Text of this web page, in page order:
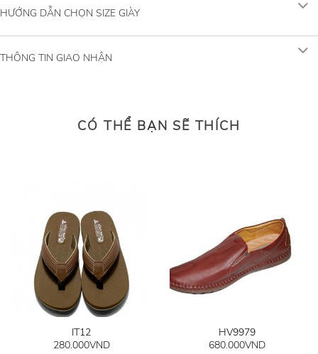
HƯỚNG DẪN CHỌN SIZE GIÀY
THÔNG TIN GIAO NHẬN
CÓ THỂ BẠN SẼ THÍCH
IT12
280.000VND
HV9979
680.000VND